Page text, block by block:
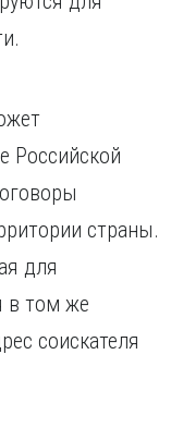
Российской
страны.
для
в том же
соискателя